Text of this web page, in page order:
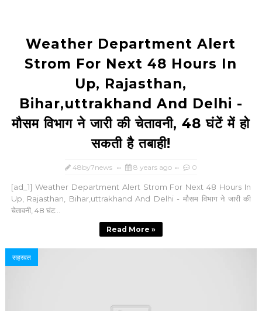
Weather Department Alert
Strom For Next 48 Hours In
Up, Rajasthan,
Bihar,uttrakhand And Delhi -
मौसम विभाग ने जारी की चेतावनी, 48 घंटें में हो
सकती है तबाही!
48by7news 8 years ago 0
[ad_1] Weather Department Alert Strom For Next 48 Hours In
Up, Rajasthan, Bihar,uttrakhand And Delhi - मौसम विभाग ने जारी की
चेतावनी, 48 घंट...
Read More »
सहरवत